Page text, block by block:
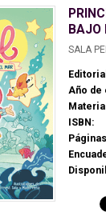
BAJO
SALA
Año de
Materia
ISBN: